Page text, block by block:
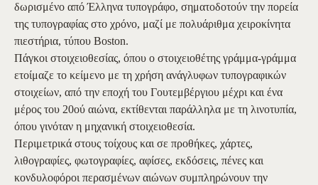
δωρισμένο από Έλληνα τυπογράφο, σηματοδοτούν την πορεία
της τυπογραφίας στο χρόνο, μαζί με πολυάριθμα χειροκίνητα
πιεστήρια, τύπου Boston.
Πάγκοι στοιχειοθεσίας, όπου ο στοιχειοθέτης γράμμα-γράμμα
ετοίμαζε το κείμενο με τη χρήση ανάγλυφων τυπογραφικών
στοιχείων, από την εποχή του Γουτεμβέργιου μέχρι και ένα
μέρος του 20ού αιώνα, εκτίθενται παράλληλα με τη λινοτυπία,
όπου γινόταν η μηχανική στοιχειοθεσία.
Περιμετρικά στους τοίχους και σε προθήκες, χάρτες,
λιθογραφίες, φωτογραφίες, αφίσες, εκδόσεις, πένες και
κονδυλοφόροι περασμένων αιώνων συμπληρώνουν την